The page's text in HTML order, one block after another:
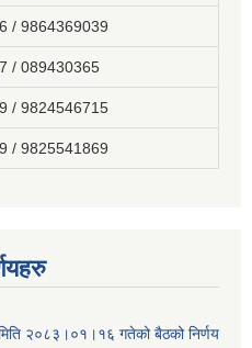
/ 9864369039
/ 089430365
/ 9824546715
/ 9825541869
मिति २०८३।०१।१६ गतेको बैठको निर्णय